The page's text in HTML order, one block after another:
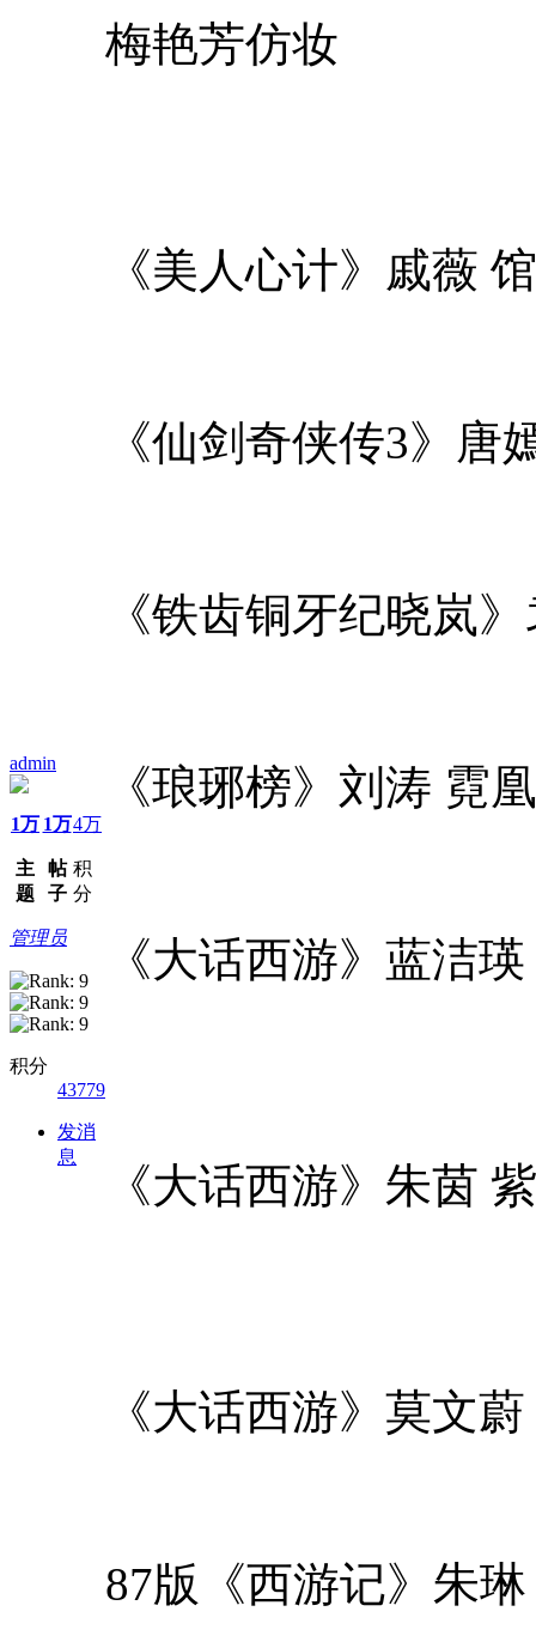
admin
1万
主
题
1万
帖
子
4万
积
分
管理员
积分
43779
发消
息
梅艳芳仿妆
《美人心计》戚薇
《仙剑奇侠传3》唐
《铁齿铜牙纪晓岚
《琅琊榜》刘涛 霓
《大话西游》蓝洁
《大话西游》朱茵
《大话西游》莫文
87版《西游记》朱